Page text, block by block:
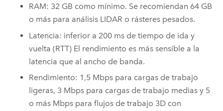
RAM: 32 GB como mínimo. Se recomiendan 64 GB
o más para análisis LIDAR o rásteres pesados.
Latencia: inferior a 200 ms de tiempo de ida y
vuelta (RTT) El rendimiento es más sensible a la
latencia que al ancho de banda.
Rendimiento: 1,5 Mbps para cargas de trabajo
ligeras, 3 Mbps para cargas de trabajo medias y 5
o más Mbps para flujos de trabajo 3D con